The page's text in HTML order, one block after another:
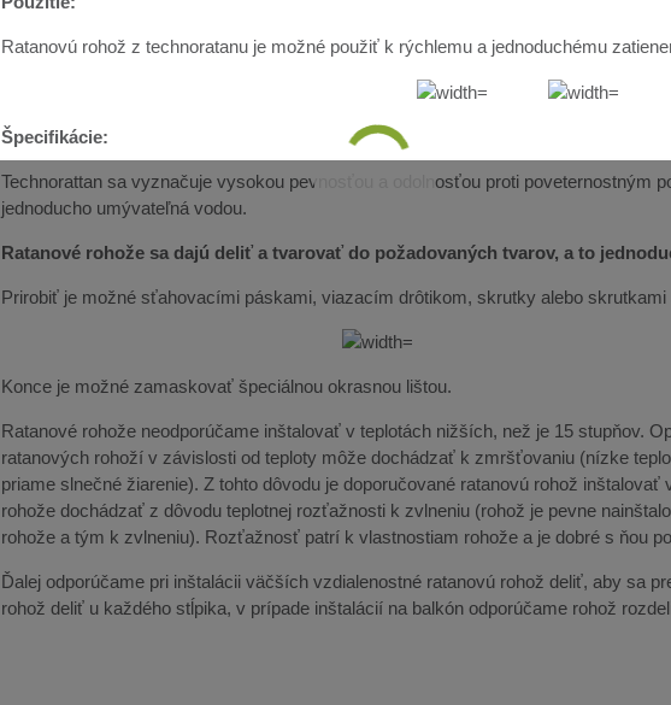
Ratanovú rohož z technoratanu je možné použiť k rýchlemu a jednoduchému
Špecifikácie:
Technorattan sa vyznačuje vysokou pevnosťou a odolnosťou proti poveternostným
jednoducho umývateľná vodou.
Ratanové rohože sa dajú deliť a tvarovať do požadovaných tvarov, a to
Prirobiť je možné sťahovacími páskami, viazacím drôtikom, skrutky alebo
Konce je možné zamaskovať špeciálnou okrasnou lištou.
Ratanové rohože neodporúčame inštalovať v teplotách nižších, než je 15 stupňov.
ratanových rohoží v závislosti od teploty môže dochádzať k zmršťovaniu (nízke
priame slnečné žiarenie). Z tohto dôvodu je doporučované ratanovú rohož
rohože dochádzať z dôvodu teplotnej rozťažnosti k zvlneniu (rohož je pevne
rohože a tým k zvlneniu). Rozťažnosť patrí k vlastnostiam rohože a je dobré s ňou
Ďalej odporúčame pri inštalácii väčších vzdialenostné ratanovú rohož deliť, aby sa
rohož deliť u každého stĺpika, v prípade inštalácií na balkón odporúčame rohož